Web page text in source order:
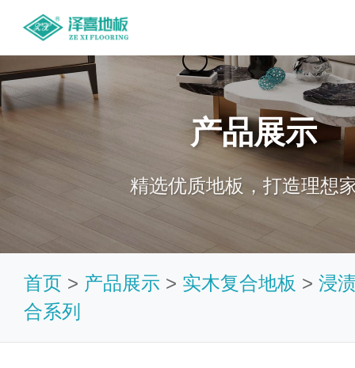
产品展示
精选优质地板，打造理想
首页 > 产品展示 > 实木复合地板 > 浸
合系列